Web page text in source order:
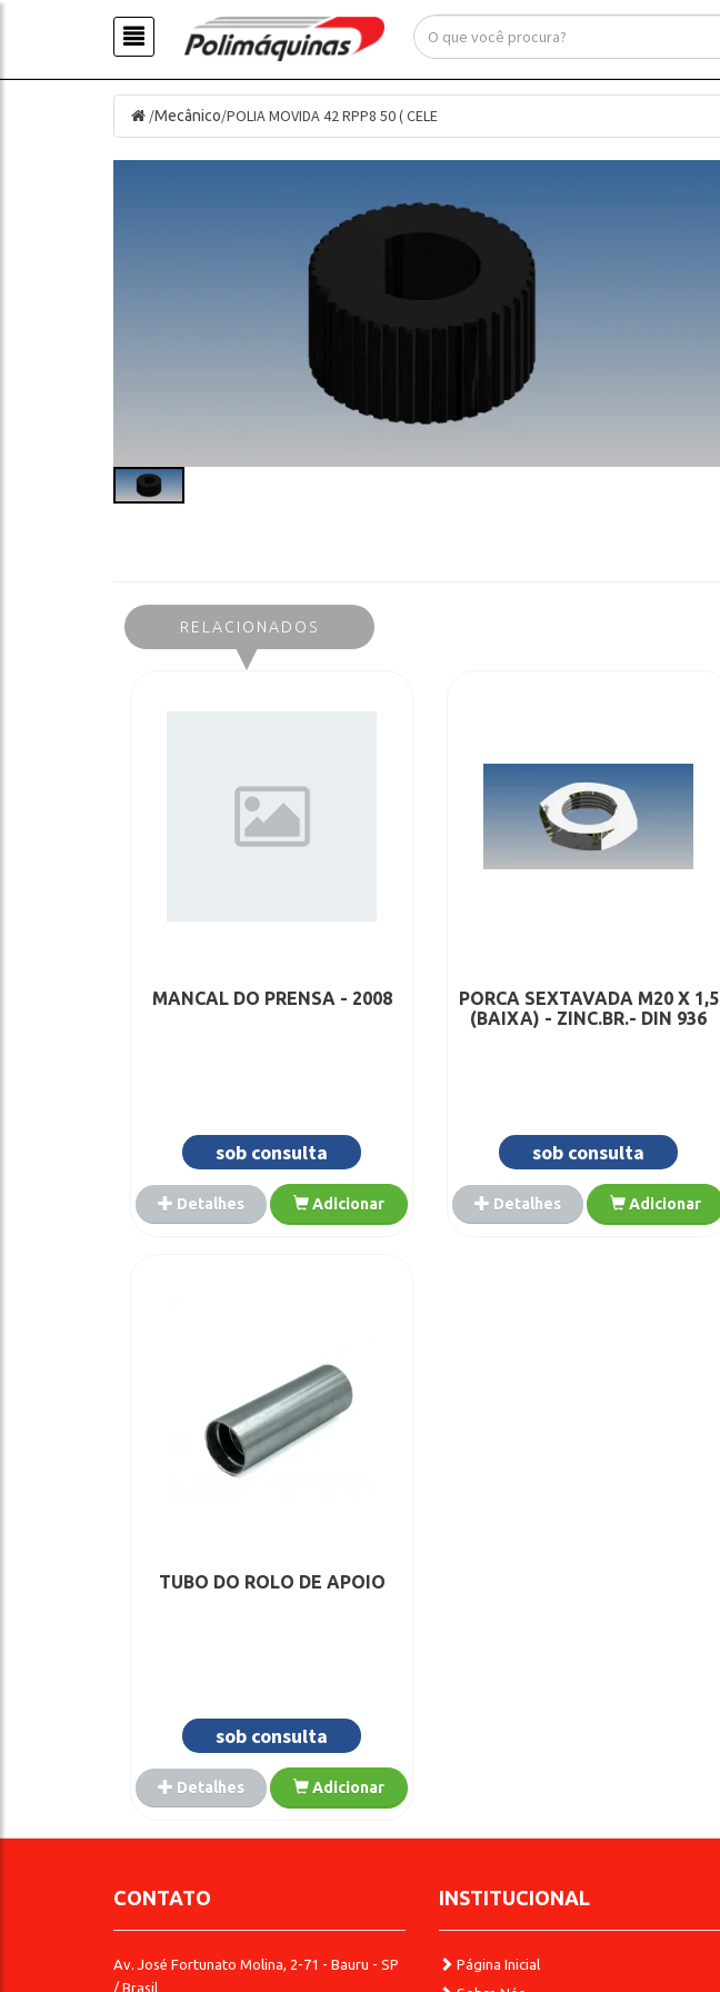
/Mecânico/POLIA MOVIDA 42 RPP8 50 ( CELE
RELACIONADOS
MANCAL DO PRENSA - 2008
sob consulta
Detalhes Adicionar
PORCA SEXTAVADA M20 X 1,5
(BAIXA) - ZINC.BR.- DIN 936
sob consulta
Detalhes Adicionar
TUBO DO ROLO DE APOIO
sob consulta
Detalhes Adicionar
CONTATO
Av. José Fortunato Molina, 2-71 - Bauru - SP
/ Brasil
INSTITUCIONAL
Página Inicial